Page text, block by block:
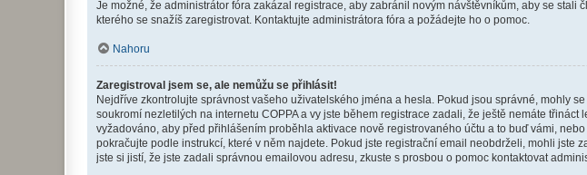
Je možné, že administrátor fóra zakázal registrace, aby zabránil novým návštěvníkům, aby se
kterého se snažíš zaregistrovat. Kontaktujte administrátora fóra a požádejte ho o pomoc.
Nahoru
Zaregistroval jsem se, ale nemůžu se přihlásit!
Nejdříve zkontrolujte správnost vašeho uživatelského jména a hesla. Pokud jsou správné, mohly
soukromí nezletilých na internetu COPPA a vy jste během registrace zadali, že ještě nemáte
vyžadováno, aby před přihlášením proběhla aktivace nově registrovaného účtu a to buď vámi,
pokračujte podle instrukcí, které v něm najdete. Pokud jste registrační email neobdrželi, mohli
jste si jistí, že jste zadali správnou emailovou adresu, zkuste s prosbou o pomoc kontaktovat